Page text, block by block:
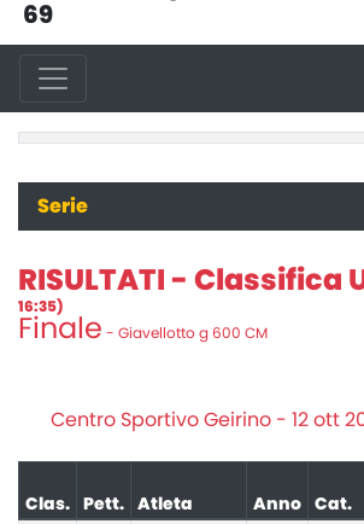
69
Serie
RISULTATI - Classifica
16:35)
Finale - Giavellotto g 600 CM
Centro Sportivo Geirino - 12 ott
Clas. Pett. Atleta Anno Cat.